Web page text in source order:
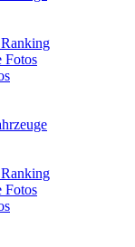
Fotos
Fotos